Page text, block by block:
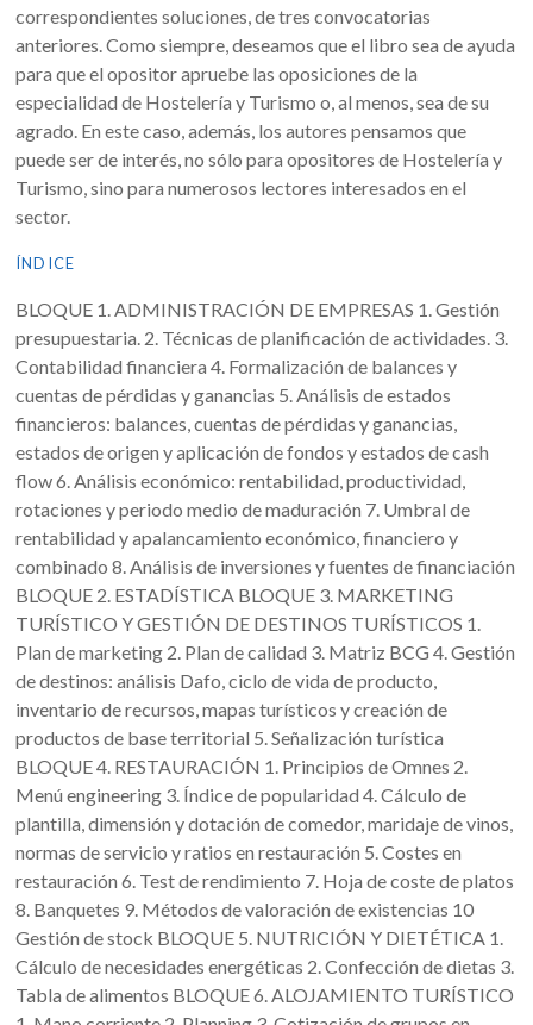
correspondientes soluciones, de tres convocatorias
anteriores. Como siempre, deseamos que el libro sea de ayuda
para que el opositor apruebe las oposiciones de la
especialidad de Hostelería y Turismo o, al menos, sea de su
agrado. En este caso, además, los autores pensamos que
puede ser de interés, no sólo para opositores de Hostelería y
Turismo, sino para numerosos lectores interesados en el
sector.
ÍNDICE
BLOQUE 1. ADMINISTRACIÓN DE EMPRESAS 1. Gestión
presupuestaria. 2. Técnicas de planificación de actividades. 3.
Contabilidad financiera 4. Formalización de balances y
cuentas de pérdidas y ganancias 5. Análisis de estados
financieros: balances, cuentas de pérdidas y ganancias,
estados de origen y aplicación de fondos y estados de cash
flow 6. Análisis económico: rentabilidad, productividad,
rotaciones y periodo medio de maduración 7. Umbral de
rentabilidad y apalancamiento económico, financiero y
combinado 8. Análisis de inversiones y fuentes de financiación
BLOQUE 2. ESTADÍSTICA BLOQUE 3. MARKETING
TURÍSTICO Y GESTIÓN DE DESTINOS TURÍSTICOS 1.
Plan de marketing 2. Plan de calidad 3. Matriz BCG 4. Gestión
de destinos: análisis Dafo, ciclo de vida de producto,
inventario de recursos, mapas turísticos y creación de
productos de base territorial 5. Señalización turística
BLOQUE 4. RESTAURACIÓN 1. Principios de Omnes 2.
Menú engineering 3. Índice de popularidad 4. Cálculo de
plantilla, dimensión y dotación de comedor, maridaje de vinos,
normas de servicio y ratios en restauración 5. Costes en
restauración 6. Test de rendimiento 7. Hoja de coste de platos
8. Banquetes 9. Métodos de valoración de existencias 10
Gestión de stock BLOQUE 5. NUTRICIÓN Y DIETÉTICA 1.
Cálculo de necesidades energéticas 2. Confección de dietas 3.
Tabla de alimentos BLOQUE 6. ALOJAMIENTO TURÍSTICO